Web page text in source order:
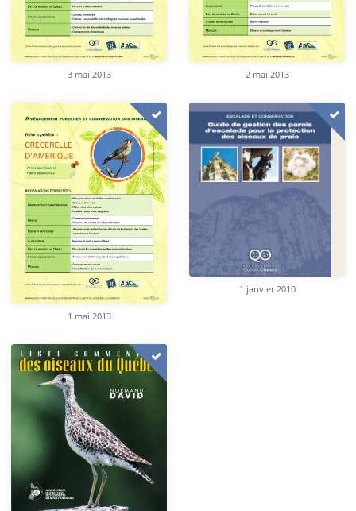
3 mai 2013 2 mai 2013
1 mai 2013
1 janvier 2010